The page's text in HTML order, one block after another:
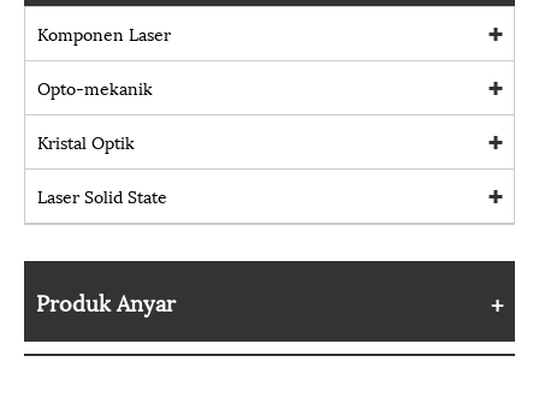
Komponen Laser
Opto-mekanik
Kristal Optik
Laser Solid State
Produk Anyar